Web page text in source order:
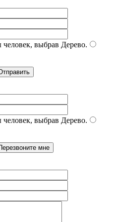
выбрав Дерево.
выбрав Дерево.